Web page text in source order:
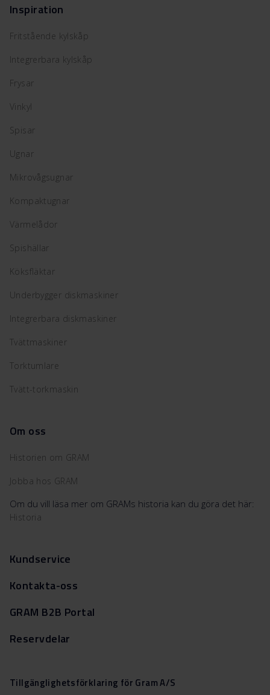
Inspiration
Fritstående kylskåp
Integrerbara kylskåp
Frysar
Vinkyl
Spisar
Ugnar
Mikrovågsugnar
Kompaktugnar
Värmelådor
Spishällar
Köksfläktar
Underbygger diskmaskiner
Integrerbara diskmaskiner
Tvättmaskiner
Torktumlare
Tvätt-torkmaskin
Om oss
Historien om GRAM
Jobba hos GRAM
Om du vill läsa mer om GRAMs historia kan du göra det här:
Historia
Kundservice
Kontakta-oss
GRAM B2B Portal
Reservdelar
Tillgänglighetsförklaring för Gram A/S